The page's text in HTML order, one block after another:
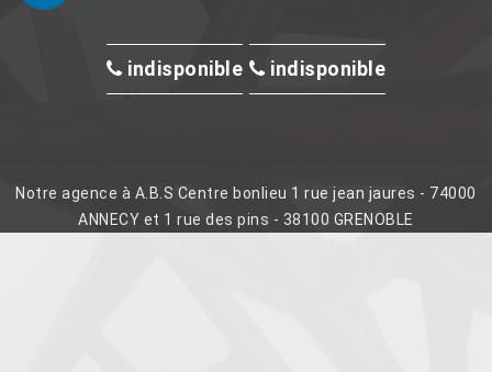
indisponible indisponible
Notre agence à A.B.S Centre bonlieu 1 rue jean jaures - 74000
ANNECY et 1 rue des pins - 38100 GRENOBLE